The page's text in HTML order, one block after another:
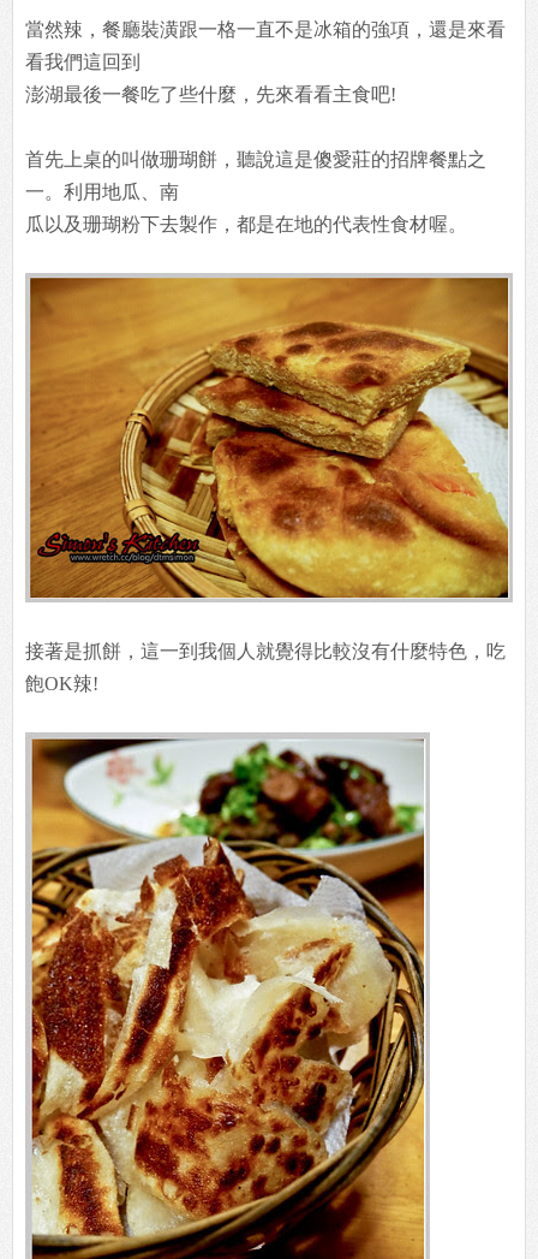
當然辣，餐廳裝潢跟一格一直不是冰箱的強項，還是來看
看我們這回到
澎湖最後一餐吃了些什麼，先來看看主食吧!
首先上桌的叫做珊瑚餅，聽說這是傻愛莊的招牌餐點之
一。利用地瓜、南
瓜以及珊瑚粉下去製作，都是在地的代表性食材喔。
接著是抓餅，這一到我個人就覺得比較沒有什麼特色，吃
飽OK辣!